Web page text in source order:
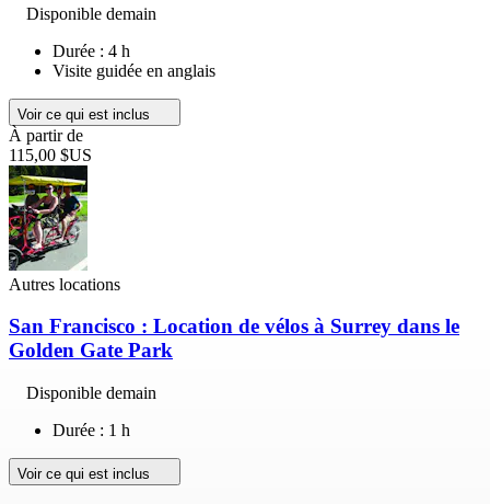
Disponible demain
Durée : 4 h
Visite guidée en anglais
Voir ce qui est inclus
À partir de
115,00 $US
Autres locations
San Francisco : Location de vélos à Surrey dans le
Golden Gate Park
Disponible demain
Durée : 1 h
Voir ce qui est inclus